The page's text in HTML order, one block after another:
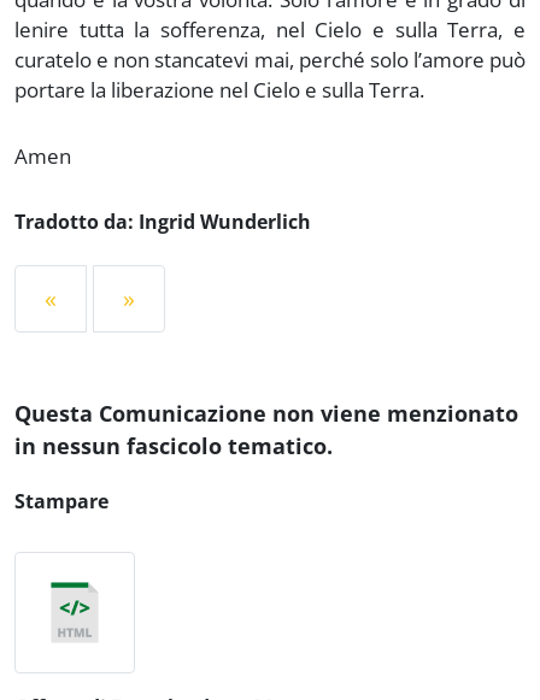
lenire tutta la sofferenza, nel Cielo e sulla Terra, e
curatelo e non stancatevi mai, perché solo l’amore può
portare la liberazione nel Cielo e sulla Terra.
Amen
Tradotto da: Ingrid Wunderlich
« »
Questa Comunicazione non viene menzionato
in nessun fascicolo tematico.
Stampare